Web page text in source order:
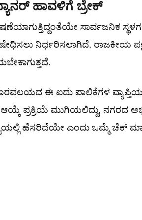
ಹಾವಳಿಗೆ ಬ್ರೇಕ್
ಸಾರ್ವಜನಿಕ
ನಿಷೇಧಿಸಲು ನಿರ್ಧರಿಸಲಾಗಿದೆ. ರಾಜಕೀಯ
ಈ ಐದು ಪಾಲಿಕೆಗಳ
ಪ್ರಕ್ರಿಯೆ ಮುಗಿಯಲಿದ್ದು, ನಗರದ
ಹೆಸರಿದೆಯೇ ಎಂದು ಒಮ್ಮೆ ಚೆಕ್